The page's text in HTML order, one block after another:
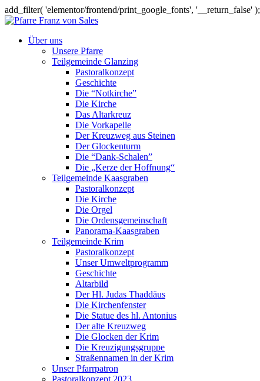
add_filter( 'elementor/frontend/print_google_fonts', '__return_false' );
Über uns
Unsere Pfarre
Teilgemeinde Glanzing
Pastoralkonzept
Geschichte
Die “Notkirche”
Die Kirche
Das Altarkreuz
Die Vorkapelle
Der Kreuzweg aus Steinen
Der Glockenturm
Die “Dank-Schalen”
Die „Kerze der Hoffnung“
Teilgemeinde Kaasgraben
Pastoralkonzept
Die Kirche
Die Orgel
Die Ordensgemeinschaft
Panorama-Kaasgraben
Teilgemeinde Krim
Pastoralkonzept
Unser Umweltprogramm
Geschichte
Altarbild
Der Hl. Judas Thaddäus
Die Kirchenfenster
Die Statue des hl. Antonius
Der alte Kreuzweg
Die Glocken der Krim
Die Kreuzigungsgruppe
Straßennamen in der Krim
Unser Pfarrpatron
Pastoralkonzept 2023